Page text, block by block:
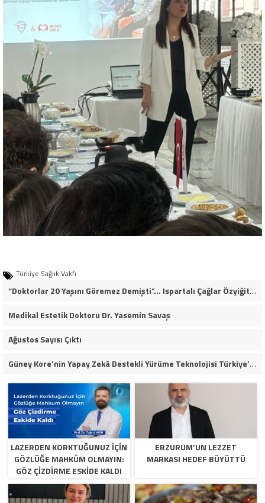
Türkiye Sağlık Vakfı
“Doktorlar 20 Yaşını Göremez Demişti”… Ispartalı Çağlar Özyiğit’in Derya Bedavacı Buluşması Duygulandırdı
Medikal Estetik Doktoru Dr. Yasemin Savaş
Ağustos Sayısı Çıktı
Güney Kore’nin Yapay Zekâ Destekli Yürüme Teknolojisi Türkiye’de
LAZERDEN KORKTUĞUNUZ İÇIN
GÖZLÜĞE MAHKÛM OLMAYIN:
GÖZ ÇIZDIRME ESKIDE KALDI
ERZURUM’UN LEZZET
MARKASI HEDEF BÜYÜTTÜ